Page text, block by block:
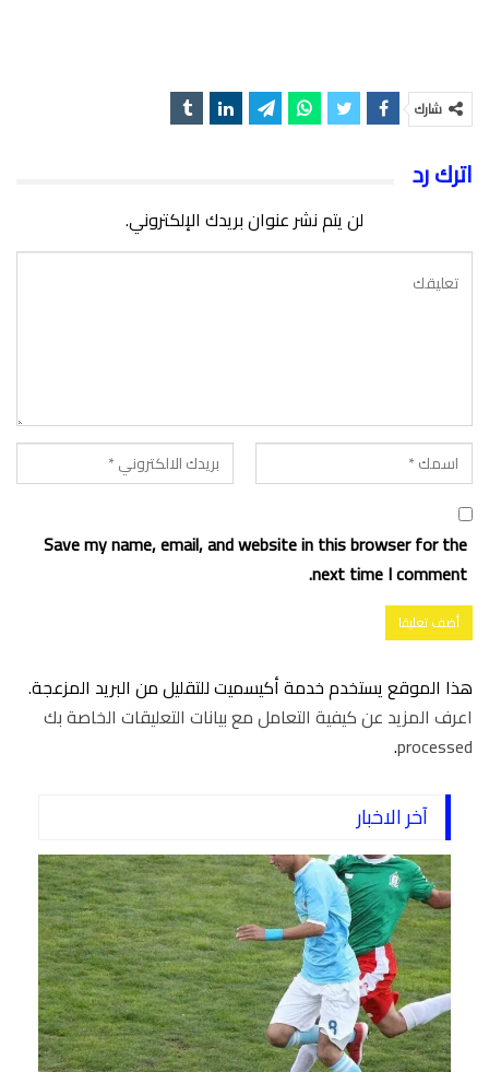
شارك
اترك رد
لن يتم نشر عنوان بريدك الإلكتروني.
Save my name, email, and website in this browser for the
next time I comment.
هذا الموقع يستخدم خدمة أكيسميت للتقليل من البريد المزعجة.
اعرف المزيد عن كيفية التعامل مع بيانات التعليقات الخاصة بك
processed
.
آخر الاخبار